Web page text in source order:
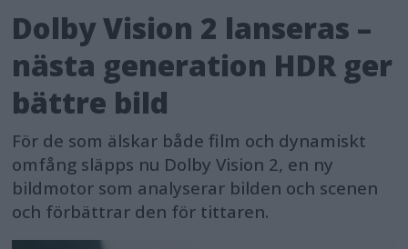
Dolby Vision 2 lanseras –
nästa generation HDR ger
bättre bild
För de som älskar både film och dynamiskt
omfång släpps nu Dolby Vision 2, en ny
bildmotor som analyserar bilden och scenen
och förbättrar den för tittaren.